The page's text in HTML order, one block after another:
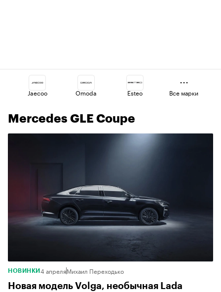
Jaecoo Omoda Esteo Все марки
Mercedes GLE Coupe
НОВИНКИ 4 апреляМихаил Переходько
Новая модель Volga, необычная Lada